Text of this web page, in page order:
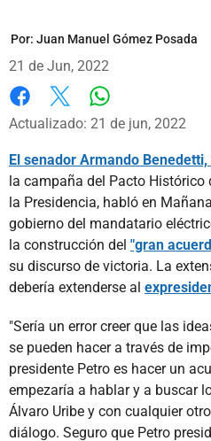
Por: Juan Manuel Gómez Posada
21 de Jun, 2022
Facebook
X
Actualizado: 21 de jun, 2022
El senador Armando Benedetti,
la campaña del Pacto Histórico
la Presidencia, habló en
gobierno del mandatario
la construcción del "gran
su discurso de victoria. La
debería extenderse al
"Sería un error creer que las
se pueden hacer a través de
presidente Petro es hacer un
empezaría a hablar y a buscar
Álvaro Uribe y con cualquier
diálogo. Seguro que Petro